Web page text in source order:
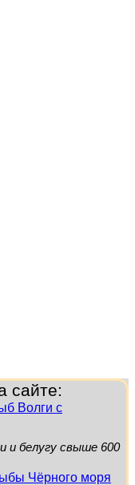
сайте:
Волги с
и белугу свыше 600
Чёрного моря